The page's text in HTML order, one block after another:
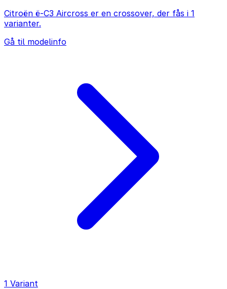
Citroën ë-C3 Aircross er en crossover, der fås i 1
varianter.
Gå til modelinfo
1 Variant